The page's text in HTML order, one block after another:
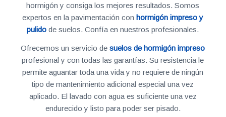
hormigón y consiga los mejores resultados. Somos
expertos en la pavimentación conhormigón impreso y
pulido de suelos. Confía en nuestros profesionales.
Ofrecemos un servicio desuelos de hormigón impreso
profesional y con todas las garantías. Su resistencia le
permite aguantar toda una vida y no requiere de ningún
tipo de mantenimiento adicional especial una vez
aplicado. El lavado con agua es suficiente una vez
endurecido y listo para poder ser pisado.